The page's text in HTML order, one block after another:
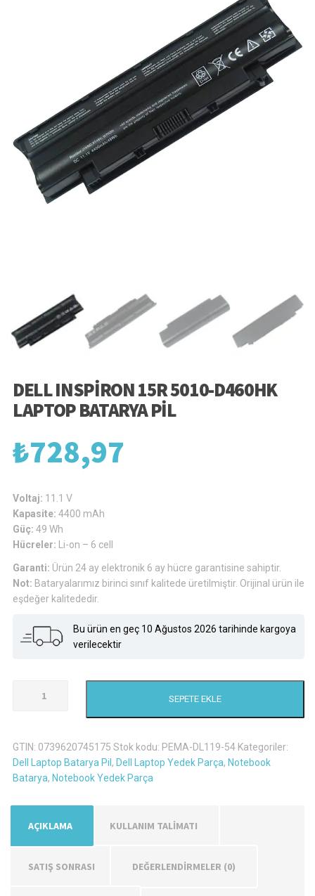
DELL INSPIRON 15R 5010-D460HK
LAPTOP BATARYA PIL
₺728,97
Voltaj: 11.1 V
Kapasite: 4400 mAh
Güç: 49 Wh
Hücreler:
Li-on – 6 cell
Garanti: Ürün 24 ay elektronik 6 ay hücre garantisine sahiptir.
Not: Bataryalarımız birinci sınıf kalitede üretilmiştir. Orijinal ürün ile
eşdeğer kalitededir.
Bu ürün en geç 10 Ağustos 2026 tarihinde kargoya
verilecektir
Inspiron
D460Hk
Laptop
Batarya
SEPETE EKLE
GTIN: 0739620745175 Stok kodu: PEMA-DL119-54 Kategoriler:
Dell Laptop Batarya Pil , Dell Laptop Yedek Parça, Notebook
Batarya, Notebook Yedek Parça
AÇIKLAMA KULLANIM TALİMATI
SATIŞ SONRASI DEĞERLENDIRMELER (0)